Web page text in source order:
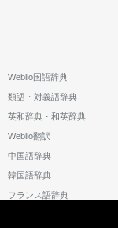
Weblio国語辞典
類語・対義語辞典
英和辞典・和英辞典
Weblio翻訳
中国語辞典
韓国語辞典
フランス語辞典